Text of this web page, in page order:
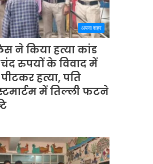
अपना शहर
ने किया हत्या कांड
रुपयों के विवाद में
हत्या, पति
में तिल्ली फटने